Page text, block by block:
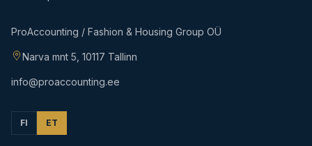
ProAccounting / Fashion & Housing Group OÜ
Narva mnt 5, 10117 Tallinn
info@proaccounting.ee
FI ET